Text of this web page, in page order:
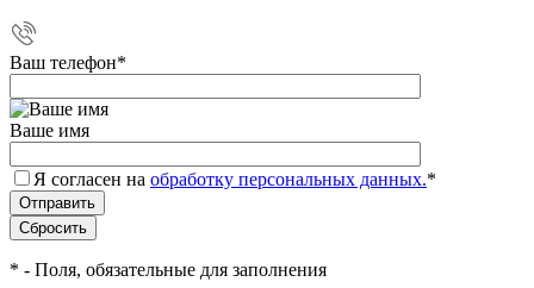
Ваш телефон*
Ваше имя
Я согласен на обработку персональных данных.*
* - Поля, обязательные для заполнения